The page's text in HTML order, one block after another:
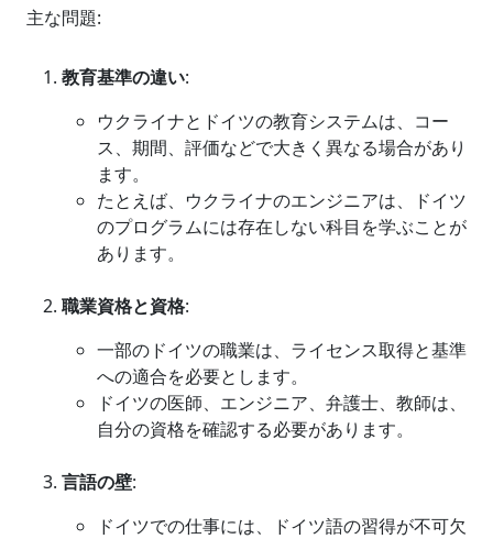
主な問題:
教育基準の違い:
ウクライナとドイツの教育システムは、コー
ス、期間、評価などで大きく異なる場合があり
ます。
たとえば、ウクライナのエンジニアは、ドイツ
のプログラムには存在しない科目を学ぶことが
あります。
職業資格と資格:
一部のドイツの職業は、ライセンス取得と基準
への適合を必要とします。
ドイツの医師、エンジニア、弁護士、教師は、
自分の資格を確認する必要があります。
言語の壁:
ドイツでの仕事には、ドイツ語の習得が不可欠